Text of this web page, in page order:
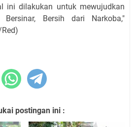
ini dilakukan untuk mewujudkan
Bersinar, Bersih dari Narkoba,"
postingan ini :